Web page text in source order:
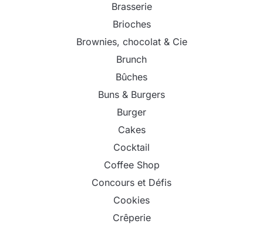
Brasserie
Brioches
Brownies, chocolat & Cie
Brunch
Bûches
Buns & Burgers
Burger
Cakes
Cocktail
Coffee Shop
Concours et Défis
Cookies
Crêperie